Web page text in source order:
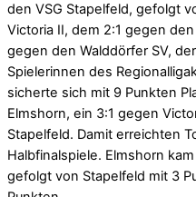
den VSG Stapelfeld, gefolgt
Victoria II, dem 2:1 gegen
gegen den Walddörfer SV,
Spielerinnen des
sicherte sich mit 9 Punkten
Elmshorn, ein 3:1 gegen
Stapelfeld. Damit erreichten
Halbfinalspiele. Elmshorn
gefolgt von Stapelfeld mit 3